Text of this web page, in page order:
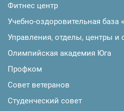
Фитнес центр
Учебно-оздоровительная база
Управления, отделы, центры и
Олимпийская академия Юга
Профком
Совет ветеранов
Студенческий совет